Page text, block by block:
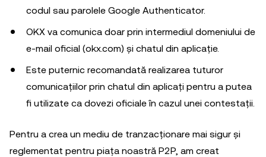
codul sau parolele Google Authenticator.
OKX va comunica doar prin intermediul domeniului de
e-mail oficial (okx.com) și chatul din aplicație.
Este puternic recomandată realizarea tuturor
comunicațiilor prin chatul din aplicați pentru a putea
fi utilizate ca dovezi oficiale în cazul unei contestații.
Pentru a crea un mediu de tranzacționare mai sigur și
reglementat pentru piața noastră P2P, am creat